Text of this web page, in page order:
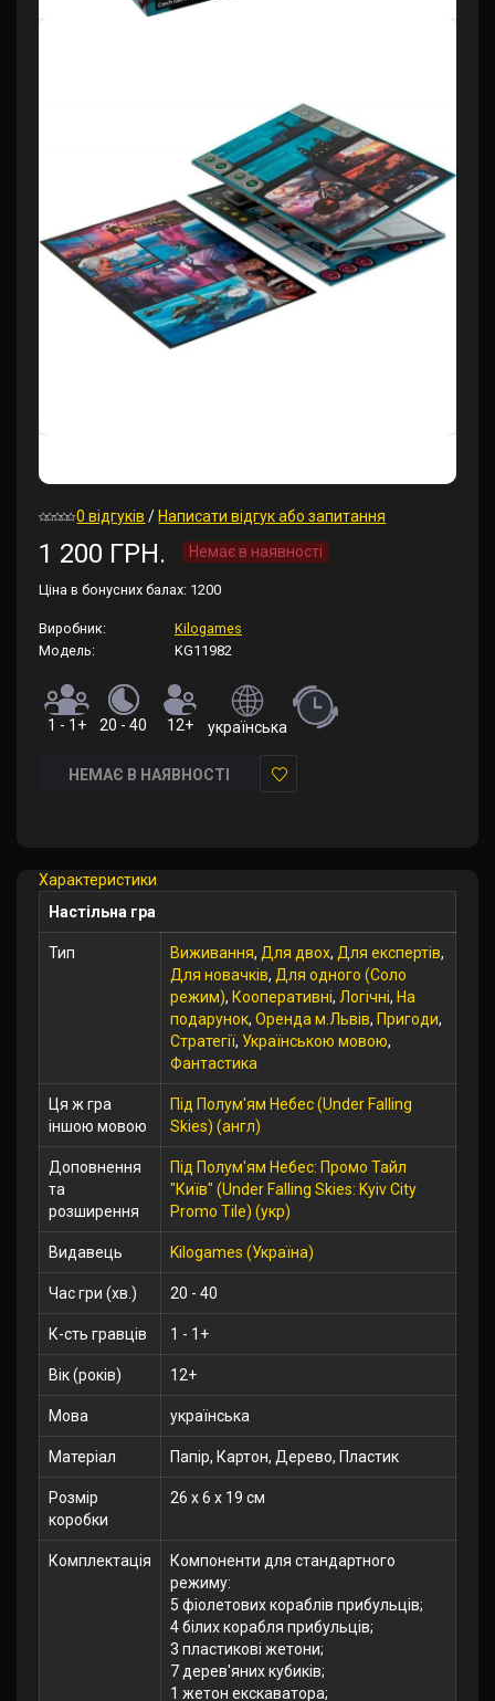
0 відгуків / Написати відгук або запитання
1 200 ГРН. Немає в наявності
Ціна в бонусних балах: 1200
Виробник:
Kilogames
Модель:
KG11982
1 - 1+ 20 - 40 12+ українська
НЕМАЄ В НАЯВНОСТІ
Характеристики
Настільна гра
Тип Виживання, Для двох, Для експертів,
Для новачків, Для одного (Соло
режим), Кооперативні, Логічні, На
подарунок, Оренда м.Львів, Пригоди,
Стратегії, Українською мовою,
Фантастика
Ця ж гра
іншою мовою
Під Полум'ям Небес (Under Falling
Skies) (англ)
Доповнення
та
розширення
Під Полум'ям Небес: Промо Тайл
"Київ" (Under Falling Skies: Kyiv City
Promo Tile) (укр)
Видавець Kilogames (Україна)
Час гри (хв.) 20 - 40
К-сть гравців 1 - 1+
Вік (років) 12+
Мова українська
Матеріал Папір, Картон, Дерево, Пластик
Розмір
коробки
26 x 6 x 19 см
Комплектація
Компоненти для стандартного
режиму:
5 фіолетових кораблів прибульців;
4 білих корабля прибульців;
3 пластикові жетони;
7 дерев'яних кубиків;
1 жетон екскаватора;